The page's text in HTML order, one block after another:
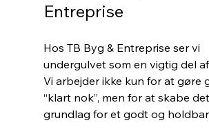
Entreprise
Hos TB Byg & Entreprise ser vi
undergulvet som en vigtig del
Vi arbejder ikke kun for at gøre
“klart nok”, men for at skabe
grundlag for et godt og